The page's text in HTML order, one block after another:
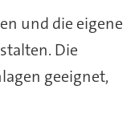
und die eigene
Die
geeignet,